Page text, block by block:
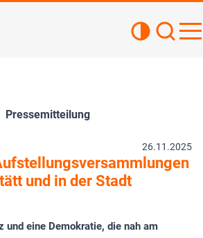
Pressemitteilung
26.11.2025
und in der Stadt
und eine Demokratie, die nah am